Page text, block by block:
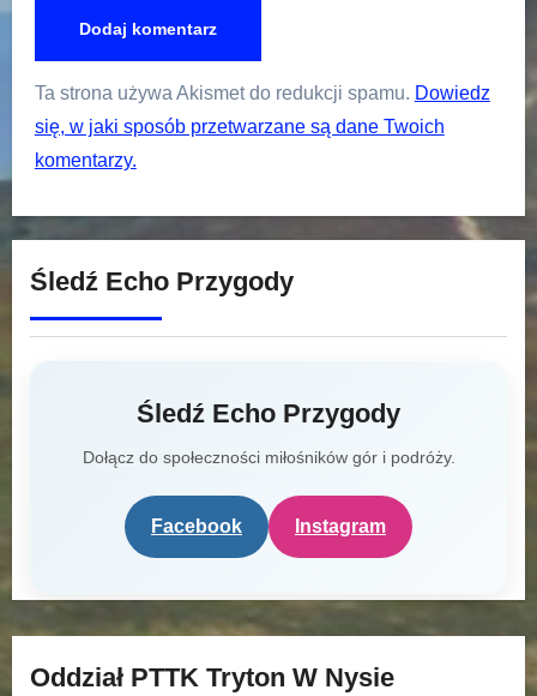
Ta strona używa Akismet do redukcji spamu. Dowiedz
się, w jaki sposób przetwarzane są dane Twoich
komentarzy.
Śledź Echo Przygody
Śledź Echo Przygody
Dołącz do społeczności miłośników gór i podróży.
Facebook Instagram
Oddział PTTK Tryton W Nysie